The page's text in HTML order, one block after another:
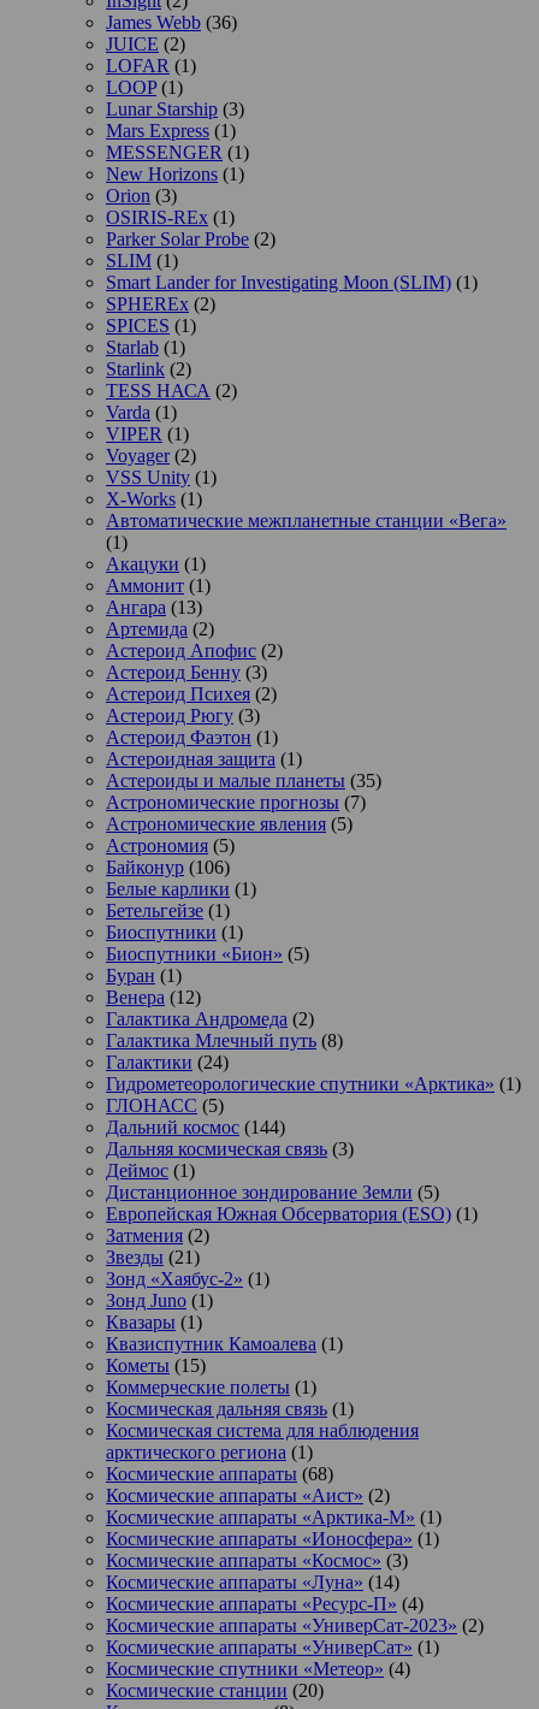
James Webb (36)
JUICE (2)
LOFAR (1)
LOOP(1)
Lunar Starship (3)
Mars Express (1)
MESSENGER (1)
New Horizons (1)
Orion (3)
OSIRIS-REx (1)
Parker Solar Probe (2)
SLIM (1)
Smart Lander for Investigating Moon (SLIM) (1)
SPHEREx (2)
SPICES (1)
Starlab (1)
Starlink (2)
TESS НАСА (2)
Varda (1)
VIPER (1)
Voyager(2)
VSS Unity (1)
X-Works (1)
Автоматические межпланетные станции «Вега»
(1)
Акацуки (1)
Аммонит (1)
Ангара (13)
Артемида (2)
Астероид Апофис (2)
Астероид Бенну (3)
Астероид Психея (2)
Астероид Рюгу (3)
Астероид Фаэтон (1)
Астероидная защита (1)
Астероиды и малые планеты (35)
Астрономические прогнозы (7)
Астрономические явления (5)
Астрономия (5)
Байконур (106)
Белые карлики (1)
Бетельгейзе (1)
Биоспутники (1)
Биоспутники «Бион» (5)
Буран (1)
Венера (12)
Галактика Андромеда (2)
Галактика Млечный путь (8)
Галактики (24)
Гидрометеорологические спутники «Арктика» (1)
ГЛОНАСС (5)
Дальний космос (144)
Дальняя космическая связь (3)
Деймос (1)
Дистанционное зондирование Земли (5)
Европейская Южная Обсерватория (ESO) (1)
Затмения (2)
Звезды (21)
Зонд «Хаябус-2» (1)
Зонд Juno (1)
Квазары (1)
Квазиспутник Камоалева (1)
Кометы (15)
Коммерческие полеты (1)
Космическая дальняя связь (1)
Космическая система для наблюдения
арктического региона (1)
Космические аппараты (68)
Космические аппараты «Аист» (2)
Космические аппараты «Арктика-М» (1)
Космические аппараты «Ионосфера» (1)
Космические аппараты «Космос» (3)
Космические аппараты «Луна» (14)
Космические аппараты «Ресурс-П» (4)
Космические аппараты «УниверСат-2023» (2)
Космические аппараты «УниверСат» (1)
Космические спутники «Метеор» (4)
Космические станции (20)